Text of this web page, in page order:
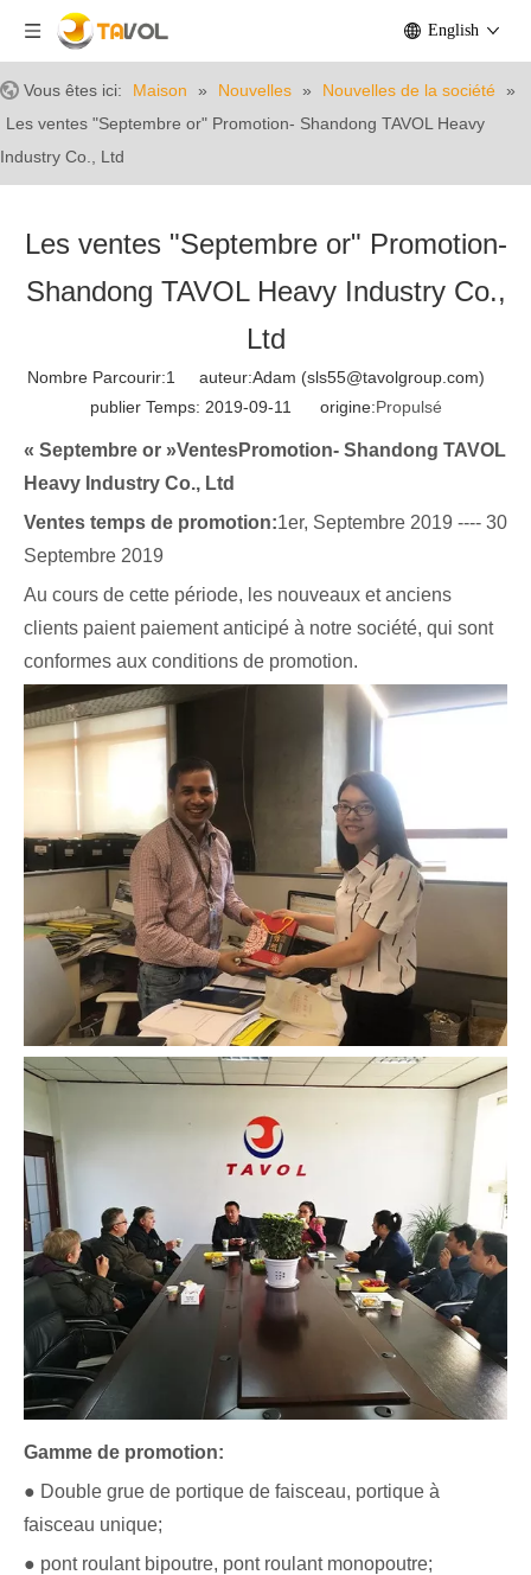
English
Vous êtes ici: Maison » Nouvelles » Nouvelles de la société »
Les ventes "Septembre or" Promotion- Shandong TAVOL Heavy
Industry Co., Ltd
Les ventes "Septembre or" Promotion-
Shandong TAVOL Heavy Industry Co.,
Ltd
Nombre Parcourir:1
auteur:Adam (sls55@tavolgroup.com)
publier Temps: 2019-09-11 origine:Propulsé
« Septembre or »VentesPromotion- Shandong TAVOL
Heavy Industry Co., Ltd
Ventes temps de promotion:1er, Septembre 2019 ---- 30
Septembre 2019
Au cours de cette période, les nouveaux et anciens
clients paient paiement anticipé à notre société, qui sont
conformes aux conditions de promotion.
Gamme de promotion:
● Double grue de portique de faisceau, portique à
faisceau unique;
● pont roulant bipoutre, pont roulant monopoutre;